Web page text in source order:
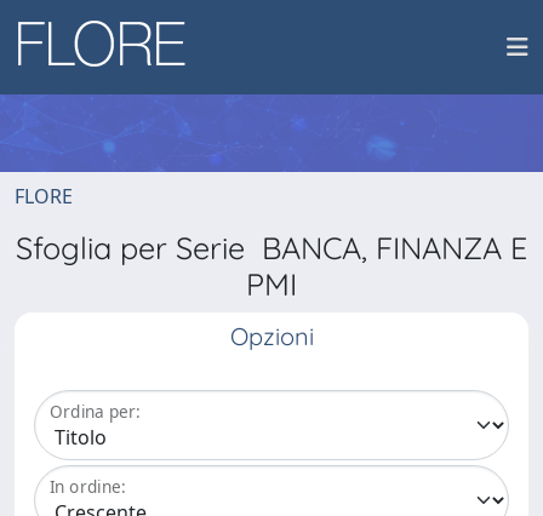
FLORE
Sfoglia per Serie BANCA, FINANZA E
PMI
Opzioni
Ordina per:
In ordine: